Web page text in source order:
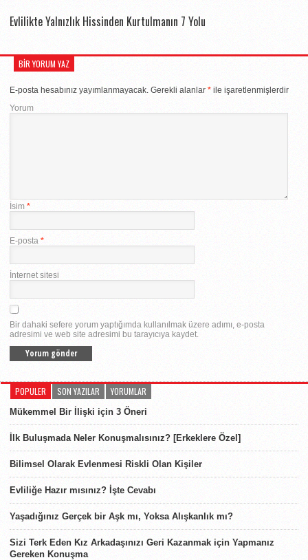
Evlilikte Yalnızlık Hissinden Kurtulmanın 7 Yolu
BIR YORUM YAZ
E-posta hesabınız yayımlanmayacak. Gerekli alanlar * ile işaretlenmişlerdir
Yorum
İsim *
E-posta *
İnternet sitesi
Bir dahaki sefere yorum yaptığımda kullanılmak üzere adımı, e-posta
adresimi ve web site adresimi bu tarayıcıya kaydet.
POPULER SON YAZILAR YORUMLAR
Mükemmel Bir İlişki için 3 Öneri
İlk Buluşmada Neler Konuşmalısınız? [Erkeklere Özel]
Bilimsel Olarak Evlenmesi Riskli Olan Kişiler
Evliliğe Hazır mısınız? İşte Cevabı
Yaşadığınız Gerçek bir Aşk mı, Yoksa Alışkanlık mı?
Sizi Terk Eden Kız Arkadaşınızı Geri Kazanmak için Yapmanız
Gereken Konuşma